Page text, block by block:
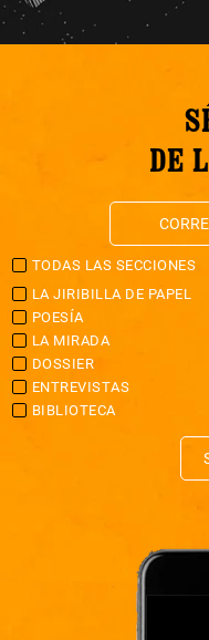
DE
TODAS LAS SECCIONES
LA JIRIBILLA DE PAPEL
POESÍA
LA MIRADA
DOSSIER
ENTREVISTAS
BIBLIOTECA